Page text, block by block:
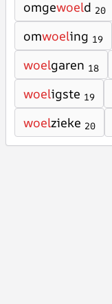
omgewoeld 20
omwoeling 19
woelgaren 18
woeligste 19
woelzieke 20